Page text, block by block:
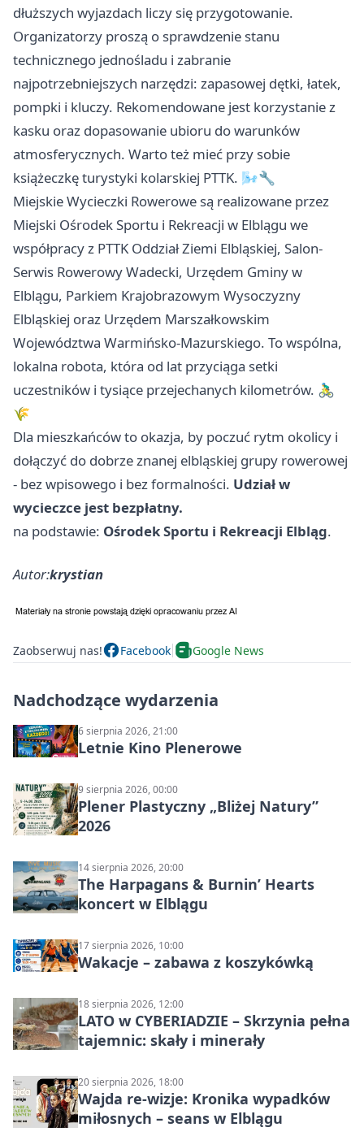
dłuższych wyjazdach liczy się przygotowanie.
Organizatorzy proszą o sprawdzenie stanu
technicznego jednośladu i zabranie
najpotrzebniejszych narzędzi: zapasowej dętki, łatek,
pompki i kluczy. Rekomendowane jest korzystanie z
kasku oraz dopasowanie ubioru do warunków
atmosferycznych. Warto też mieć przy sobie
książeczkę turystyki kolarskiej PTTK. 🌬️🔧
Miejskie Wycieczki Rowerowe są realizowane przez
Miejski Ośrodek Sportu i Rekreacji w Elblągu we
współpracy z PTTK Oddział Ziemi Elbląskiej, Salon-
Serwis Rowerowy Wadecki, Urzędem Gminy w
Elblągu, Parkiem Krajobrazowym Wysoczyzny
Elbląskiej oraz Urzędem Marszałkowskim
Województwa Warmińsko-Mazurskiego. To wspólna,
lokalna robota, która od lat przyciąga setki
uczestników i tysiące przejechanych kilometrów. 🚴‍♂️
🌾
Dla mieszkańców to okazja, by poczuć rytm okolicy i
dołączyć do dobrze znanej elbląskiej grupy rowerowej
- bez wpisowego i bez formalności. Udział w
wycieczce jest bezpłatny.
na podstawie: Ośrodek Sportu i Rekreacji Elbląg.
Autor:krystian
Zaobserwuj nas! Facebook Google News
Nadchodzące wydarzenia
6 sierpnia 2026, 21:00
Letnie Kino Plenerowe
9 sierpnia 2026, 00:00
Plener Plastyczny „Bliżej Natury”
2026
14 sierpnia 2026, 20:00
The Harpagans & Burnin’ Hearts
koncert w Elblągu
17 sierpnia 2026, 10:00
Wakacje – zabawa z koszykówką
18 sierpnia 2026, 12:00
LATO w CYBERIADZIE – Skrzynia pełna
tajemnic: skały i minerały
20 sierpnia 2026, 18:00
Wajda re-wizje: Kronika wypadków
miłosnych – seans w Elblągu